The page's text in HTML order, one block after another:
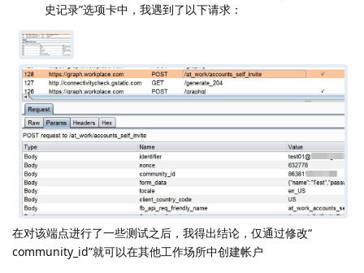
史记录”选项卡中，我遇到了以下请求：
在对该端点进行了一些测试之后，我得出结论，仅通过修改“
community_id”就可以在其他工作场所中创建帐户